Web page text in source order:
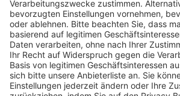
Schulungsangebot Vereinsmitarbeiter
BFV-Geschäftsstellen
Trainerbörse
Login SpielPlus